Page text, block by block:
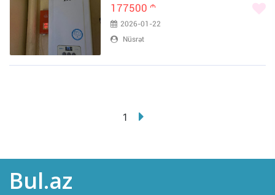
177500 m
2026-01-22
Nüsrət
1
Bul.az